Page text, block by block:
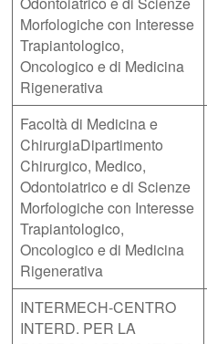
Morfologiche con Interesse
Trapiantologico,
Oncologico e di Medicina
Rigenerativa
Facoltà di Medicina e
ChirurgiaDipartimento
Chirurgico, Medico,
Odontoiatrico e di Scienze
Morfologiche con Interesse
Trapiantologico,
Oncologico e di Medicina
Rigenerativa
INTERMECH-CENTRO
INTERD. PER LA